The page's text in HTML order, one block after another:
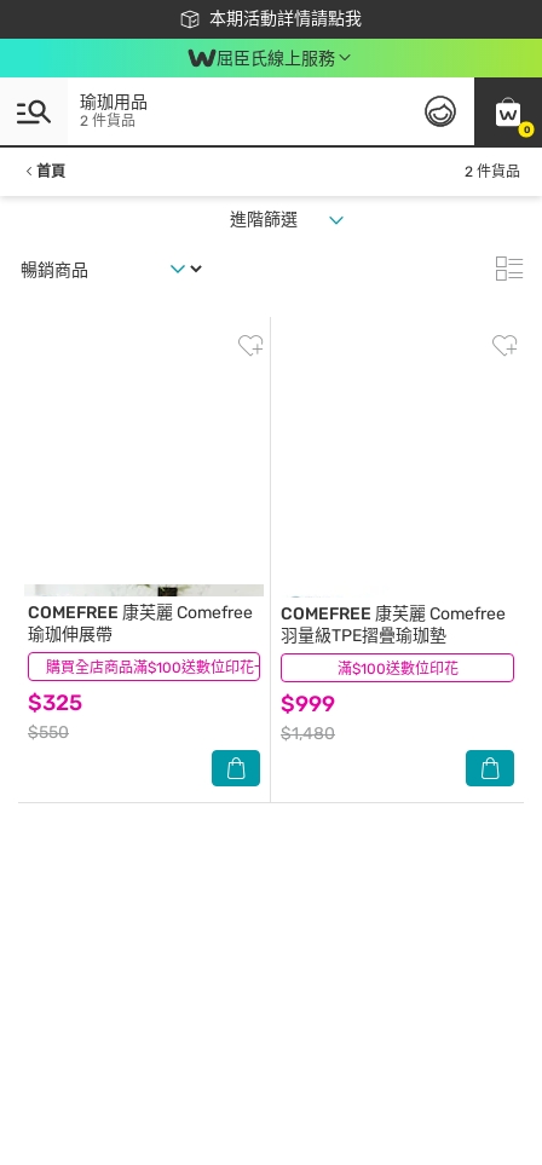
本期活動詳情請點我
下載app最高回饋$350
屈臣氏線上服務
0
瑜珈用品
2 件貨品
首頁 2 件貨品
進階篩選
購買全店商品滿$100送數位印花一張
COMEFREE 康芙麗 Comefree
瑜珈伸展帶
$325
$550
(2) 滿$100送數位印花
COMEFREE 康芙麗 Comefree
羽量級TPE摺疊瑜珈墊
$999
$1,480
(0)